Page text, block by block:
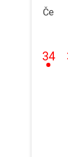
Če
34